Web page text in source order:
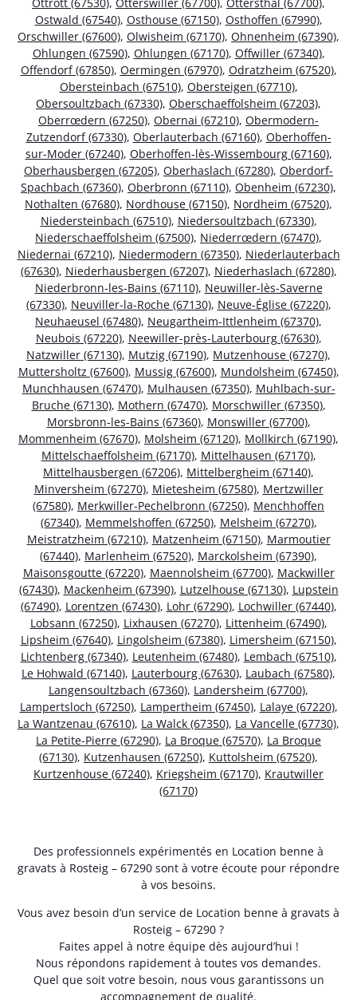
Ostwald (67540), Osthouse (67150), Osthoffen (67990),
Orschwiller (67600), Olwisheim (67170), Ohnenheim (67390),
Ohlungen (67590), Ohlungen (67170), Offwiller (67340),
Offendorf (67850), Oermingen (67970), Odratzheim (67520),
Obersteinbach (67510), Obersteigen (67710),
Obersoultzbach (67330), Oberschaeffolsheim (67203),
Oberrœdern (67250), Obernai (67210), Obermodern-
Zutzendorf (67330), Oberlauterbach (67160), Oberhoffen-
sur-Moder (67240), Oberhoffen-lès-Wissembourg (67160),
Oberhausbergen (67205), Oberhaslach (67280), Oberdorf-
Spachbach (67360), Oberbronn (67110), Obenheim (67230),
Nothalten (67680), Nordhouse (67150), Nordheim (67520),
Niedersteinbach (67510), Niedersoultzbach (67330),
Niederschaeffolsheim (67500), Niederrœdern (67470),
Niedernai (67210), Niedermodern (67350), Niederlauterbach
(67630), Niederhausbergen (67207), Niederhaslach (67280),
Niederbronn-les-Bains (67110), Neuwiller-lès-Saverne
(67330), Neuviller-la-Roche (67130), Neuve-Église (67220),
Neuhaeusel (67480), Neugartheim-Ittlenheim (67370),
Neubois (67220), Neewiller-près-Lauterbourg (67630),
Natzwiller (67130), Mutzig (67190), Mutzenhouse (67270),
Muttersholtz (67600), Mussig (67600), Mundolsheim (67450),
Munchhausen (67470), Mulhausen (67350), Muhlbach-sur-
Bruche (67130), Mothern (67470), Morschwiller (67350),
Morsbronn-les-Bains (67360), Monswiller (67700),
Mommenheim (67670), Molsheim (67120), Mollkirch (67190),
Mittelschaeffolsheim (67170), Mittelhausen (67170),
Mittelhausbergen (67206), Mittelbergheim (67140),
Minversheim (67270), Mietesheim (67580), Mertzwiller
(67580), Merkwiller-Pechelbronn (67250), Menchhoffen
(67340), Memmelshoffen (67250), Melsheim (67270),
Meistratzheim (67210), Matzenheim (67150), Marmoutier
(67440), Marlenheim (67520), Marckolsheim (67390),
Maisonsgoutte (67220), Maennolsheim (67700), Mackwiller
(67430), Mackenheim (67390), Lutzelhouse (67130), Lupstein
(67490), Lorentzen (67430), Lohr (67290), Lochwiller (67440),
Lobsann (67250), Lixhausen (67270), Littenheim (67490),
Lipsheim (67640), Lingolsheim (67380), Limersheim (67150),
Lichtenberg (67340), Leutenheim (67480), Lembach (67510),
Le Hohwald (67140), Lauterbourg (67630), Laubach (67580),
Langensoultzbach (67360), Landersheim (67700),
Lampertsloch (67250), Lampertheim (67450), Lalaye (67220),
La Wantzenau (67610), La Walck (67350), La Vancelle (67730),
La Petite-Pierre (67290), La Broque (67570), La Broque
(67130), Kutzenhausen (67250), Kuttolsheim (67520),
Kurtzenhouse (67240), Kriegsheim (67170), Krautwiller
(67170)
Des professionnels expérimentés en Location benne à
gravats à Rosteig – 67290 sont à votre écoute pour répondre
à vos besoins.
Vous avez besoin d’un service de Location benne à gravats à
Rosteig – 67290 ?
Faites appel à notre équipe dès aujourd’hui !
Nous répondons rapidement à toutes vos demandes.
Quel que soit votre besoin, nous vous garantissons un
accompagnement de qualité.